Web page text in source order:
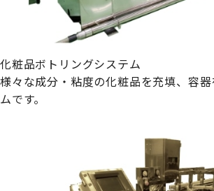
化粧品ボトリングシステム
様々な成分・粘度の化粧品を充填、容
ムです。